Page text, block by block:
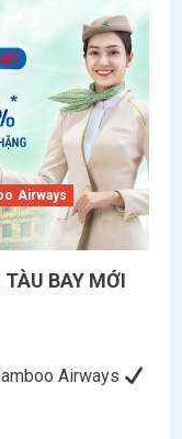
Airways
BAY MỚI
Airways